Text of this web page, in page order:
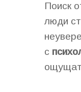
Поиск
люди
с